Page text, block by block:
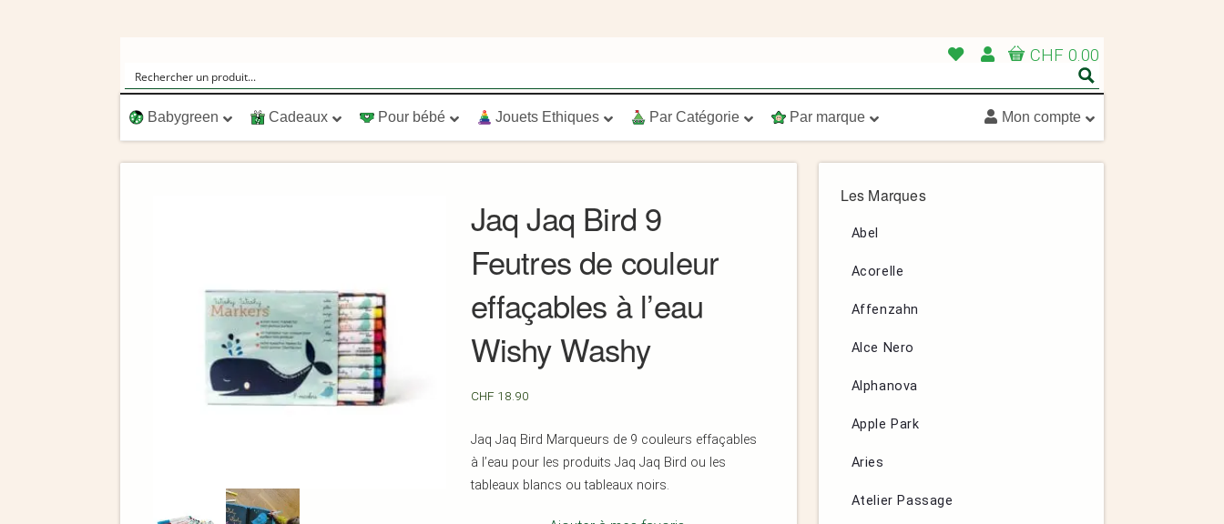
CHF 0.00
Babygreen Cadeaux Pour bébé Jouets Ethiques Par Catégorie Par marque Mon compte
Jaq Jaq Bird 9
Feutres de couleur
effaçables à l’eau
Wishy Washy
CHF 18.90
Jaq Jaq Bird Marqueurs de 9 couleurs effaçables
à l’eau pour les produits Jaq Jaq Bird ou les
tableaux blancs ou tableaux noirs.
Les Marques
Abel
Acorelle
Affenzahn
Alce Nero
Alphanova
Apple Park
Aries
Atelier Passage